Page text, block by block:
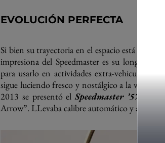
EVOLUCIÓN PERFECTA
Si bien su trayectoria en el espacio está
impresiona del Speedmaster es su
para usarlo en actividades extra-vehiculares
sigue luciendo fresco y nostálgico a la vez,
2013 se presentó elSpeedmaster ’57
, un
Arrow”. LLevaba calibre automático y